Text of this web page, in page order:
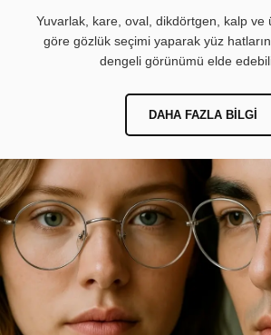
Yuvarlak, kare, oval, dikdörtgen, kalp ve
göre gözlük seçimi yaparak yüz
dengeli görünümü elde
DAHA FAZLA BILGI